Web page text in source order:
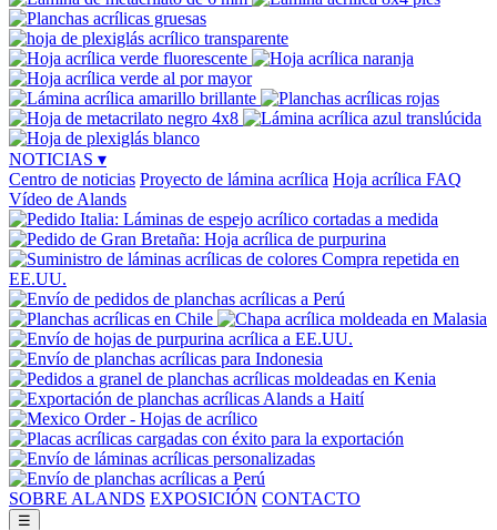
NOTICIAS ▾
Centro de noticias Proyecto de lámina acrílica Hoja acrílica FAQ
Vídeo de Alands
SOBRE ALANDS EXPOSICIÓN CONTACTO
☰